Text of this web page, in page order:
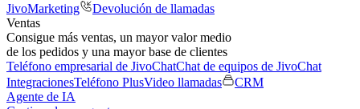
JivoMarketing
Devolución de llamadas
Ventas
Consigue más ventas, un mayor valor medio
de los pedidos y una mayor base de clientes
Teléfono empresarial de JivoChatChat de equipos de JivoChat
IntegracionesTeléfono PlusVideo llamadas
CRM
Agente de IA